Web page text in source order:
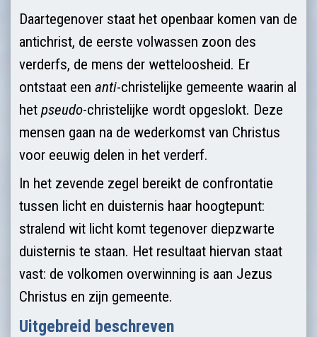
Daartegenover staat het openbaar komen van de
antichrist, de eerste volwassen zoon des
verderfs, de mens der wetteloosheid. Er
ontstaat een anti-christelijke gemeente waarin al
het pseudo-christelijke wordt opgeslokt. Deze
mensen gaan na de wederkomst van Christus
voor eeuwig delen in het verderf.
In het zevende zegel bereikt de confrontatie
tussen licht en duisternis haar hoogtepunt:
stralend wit licht komt tegenover diepzwarte
duisternis te staan. Het resultaat hiervan staat
vast: de volkomen overwinning is aan Jezus
Christus en zijn gemeente.
Uitgebreid beschreven